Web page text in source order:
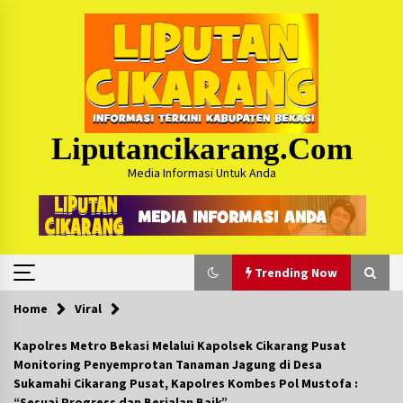
Liputancikarang.com
Media Informasi Untuk Anda
Trending Now
Trending Now
Posko Mudik Kosmi Jurpala 2026 Hadirkan
Pelayanan Penuh bagi Pemudik : Sudah Tahun
Home Viral
Kapolres Metro Bekasi Melalui Kapolsek Cikarang Pusat
Monitoring Penyemprotan Tanaman Jagung di Desa
Sukamahi Cikarang Pusat, Kapolres Kombes Pol Mustofa :